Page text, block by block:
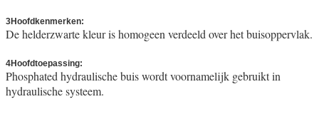
3Hoofdkenmerken:
De helderzwarte kleur is homogeen verdeeld over het buisoppervlak.
4Hoofdtoepassing:
Phosphated hydraulische buis wordt voornamelijk gebruikt in
hydraulische systeem.